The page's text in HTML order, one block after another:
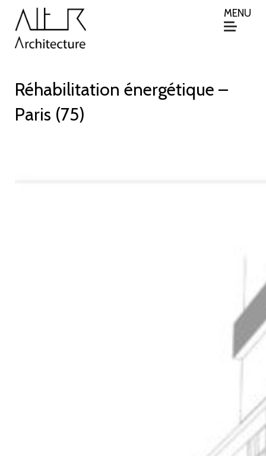
MENU
Réhabilitation énergétique –
Paris (75)